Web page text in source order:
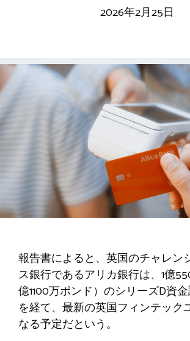
2026年2月25日
報告書によると、英国のチャレン
ス銀行であるアリカ銀行は、1億
億1100万ポンド）のシリーズD資
を経て、最新の英国フィンテック
なる予定だという。